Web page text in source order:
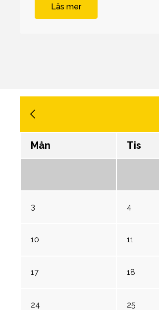
Läs mer
Mån Tis
3 4
10 11
17 18
24 25